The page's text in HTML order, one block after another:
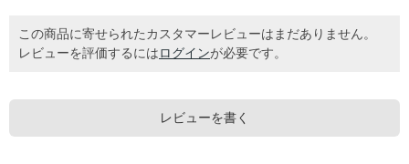
この商品に寄せられたカスタマーレビューはまだありません。
レビューを評価するには ログインが必要です。
レビューを書く